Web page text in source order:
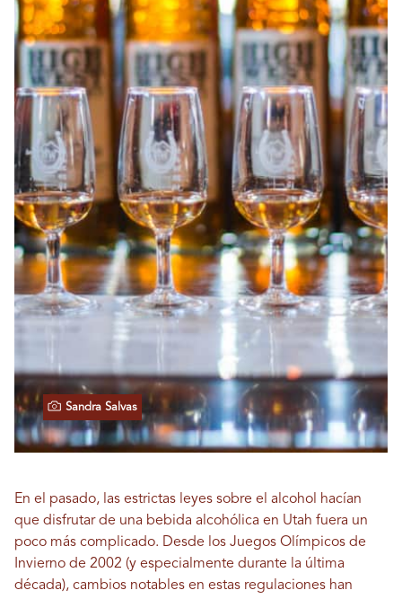
Sandra Salvas
En el pasado, las estrictas leyes sobre el alcohol hacían
que disfrutar de una bebida alcohólica en Utah fuera un
poco más complicado. Desde los Juegos Olímpicos de
Invierno de 2002 (y especialmente durante la última
década), cambios notables en estas regulaciones han